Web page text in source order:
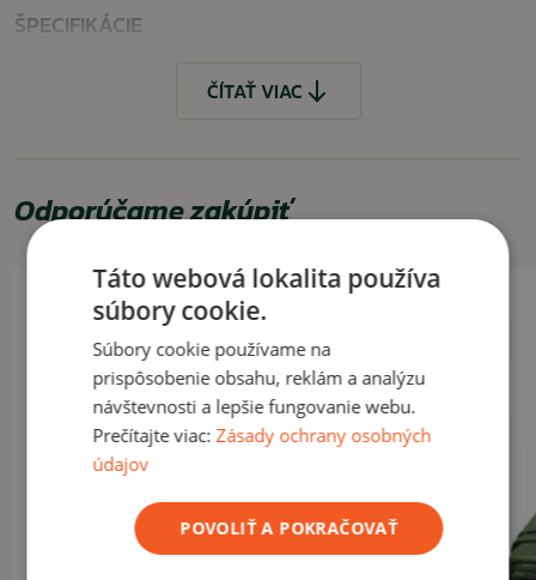
ŠPECIFIKÁCIE
100% polyetylén (PE)
Farba:modrá
VLASTNOSTI
nepremokavý materiál
VYUŽITIE
Kemping, outdoorové aktivity, domácnosť.
ČÍTAŤ VIAC
Odporúčame zakúpiť
Výpredaj -30%
Táto webová lokalita používa
súbory cookie.
Súbory cookie používame na
prispôsobenie obsahu, reklám a analýzu
návštevnosti a lepšie fungovanie webu.
Prečítajte viac:Zásady ochrany osobných
údajov
POVOLIŤ A POKRAČOVAŤ